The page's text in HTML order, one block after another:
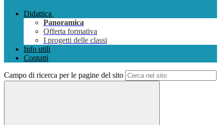
Didattica
Panoramica
Offerta formativa
I progetti delle classi
Info utili
Contatti
Campo di ricerca per le pagine del sito